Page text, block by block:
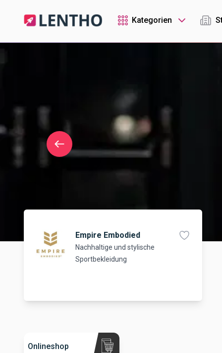
Kategorien
Empire Embodied
Nachhaltige und stylische
Sportbekleidung
Onlineshop